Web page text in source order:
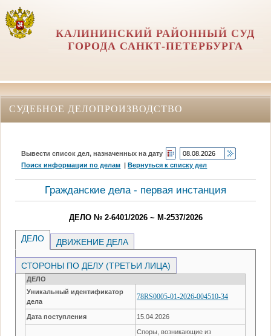
КАЛИНИНСКИЙ РАЙОННЫЙ СУД
ГОРОДА САНКТ-ПЕТЕРБУРГА
СУДЕБНОЕ ДЕЛОПРОИЗВОДСТВО
Вывести список дел, назначенных на дату
Поиск информации по делам |Вернуться к списку дел
Гражданские дела - первая инстанция
ДЕЛО № 2-6401/2026 ~ М-2537/2026
ДЕЛО ДВИЖЕНИЕ ДЕЛА
СТОРОНЫ ПО ДЕЛУ (ТРЕТЬИ ЛИЦА)
ДЕЛО
Уникальный идентификатор
дела
78RS0005-01-2026-004510-34
Дата поступления 15.04.2026
Споры, возникающие из